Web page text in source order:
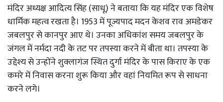
मंदिर अध्यक्ष आदित्य सिंह (साधू) ने बताया कि यह मंदिर एक विशेष
धार्मिक महत्व रखता है। 1953 में पूज्यपाद मदन केशव राव अमडेकर
जबलपुर से कानपुर आए थे। उनका अधिकांश समय जबलपुर के
जंगल में नर्मदा नदी के तट पर तपस्या करने में बीता था। तपस्या के
उद्देश्य से उन्होंने शुक्लागंज स्थित दुर्गा मंदिर के पास किराए के एक
कमरे में निवास करना शुरू किया और वहां नियमित रूप से साधना
करने लगे।